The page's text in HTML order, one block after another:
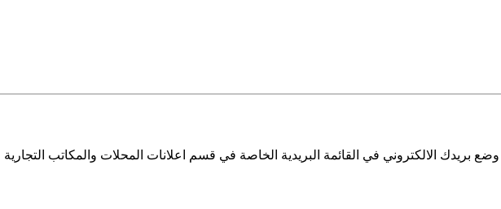
بريدك الالكتروني في القائمة البريدية الخاصة في قسم اعلانات المحلات والمكاتب